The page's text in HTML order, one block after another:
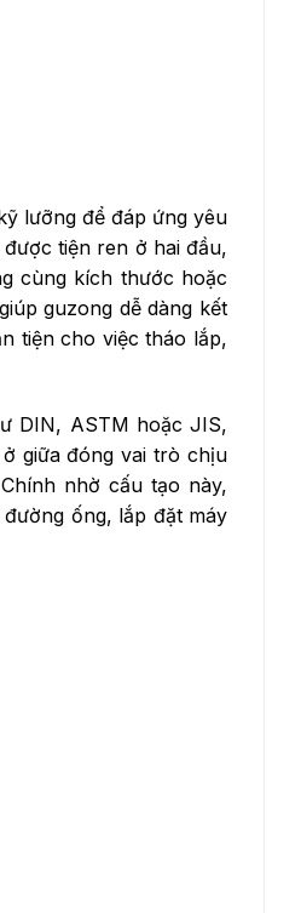
lưỡng để đáp ứng yêu
tiện ren ở hai đầu,
cùng kích thước hoặc
guzong dễ dàng kết
tiện cho việc tháo lắp,
DIN, ASTM hoặc JIS,
giữa đóng vai trò chịu
nhờ cấu tạo này,
ống, lắp đặt máy